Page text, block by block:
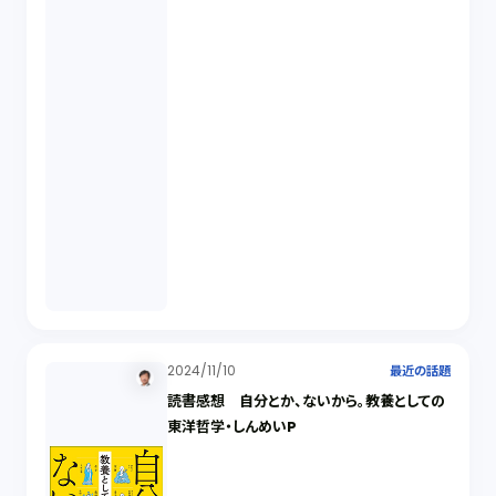
2024/11/10 最近の話題
読書感想 自分とか、ないから。教養としての
東洋哲学・しんめいP